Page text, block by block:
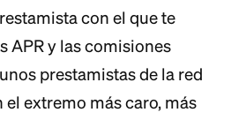
con el que te
APR y las comisiones
prestamistas de la red
el extremo más caro, más